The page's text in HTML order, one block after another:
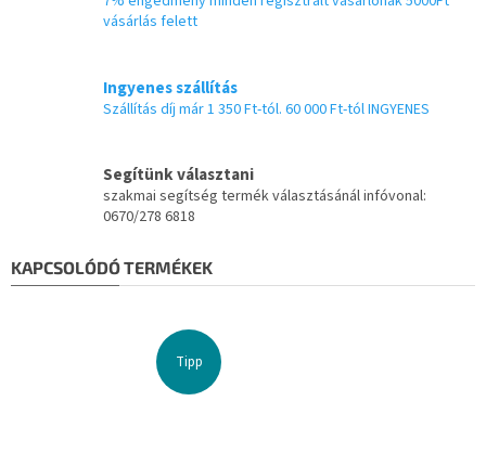
vásárlás felett
Ingyenes szállítás
Szállítás díj már 1 350 Ft-tól. 60 000 Ft-tól INGYENES
Segítünk választani
szakmai segítség termék választásánál infóvonal:
0670/278 6818
KAPCSOLÓDÓ TERMÉKEK
Tipp